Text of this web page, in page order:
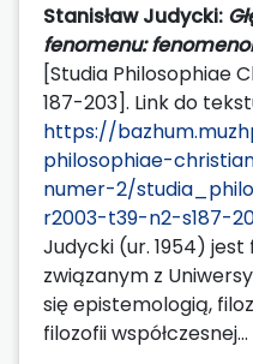
Stanisław Judycki:
fenomenu:
[Studia Philosophiae
187-203]. Link do
https://
philosophiae-
numer-2/
r2003-t39-n2-s187-
Judycki (ur. 1954)
związanym z
się epistemologią,
filozofii współczesnej...